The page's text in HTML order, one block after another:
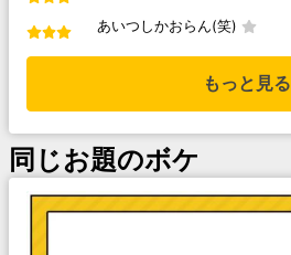
あいつしかおらん(笑)
もっと見る
同じお題のボケ